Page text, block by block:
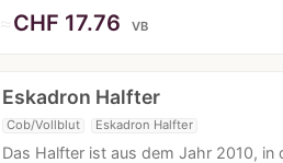
≈CHF 17.76 VB
Eskadron Halfter
Cob/Vollblut Eskadron Halfter
Das Halfter ist aus dem Jahr 2010, in